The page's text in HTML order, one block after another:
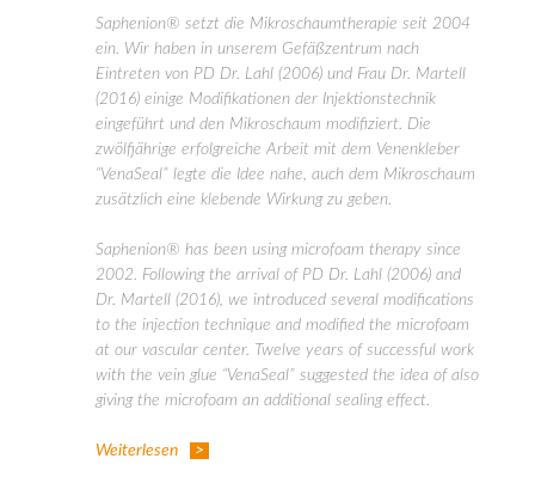
Saphenion® setzt die Mikroschaumtherapie seit 2004
ein. Wir haben in unserem Gefäßzentrum nach
Eintreten von PD Dr. Lahl (2006) und Frau Dr. Martell
(2016) einige Modifikationen der Injektionstechnik
eingeführt und den Mikroschaum modifiziert. Die
zwölfjährige erfolgreiche Arbeit mit dem Venenkleber
“VenaSeal” legte die Idee nahe, auch dem Mikroschaum
zusätzlich eine klebende Wirkung zu geben.
Saphenion® has been using microfoam therapy since
2002. Following the arrival of PD Dr. Lahl (2006) and
Dr. Martell (2016), we introduced several modifications
to the injection technique and modified the microfoam
at our vascular center. Twelve years of successful work
with the vein glue “VenaSeal” suggested the idea of also
giving the microfoam an additional sealing effect.
Weiterlesen